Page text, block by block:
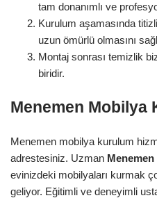
tam donanımlı ve
Kurulum aşamasında
uzun ömürlü olmasını
Montaj sonrası temizlik
biridir.
Menemen Mobilya
Menemen mobilya kurulum
adrestesiniz. Uzman
evinizdeki mobilyaları kurmak
geliyor. Eğitimli ve deneyimli